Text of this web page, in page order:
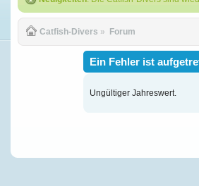
Catfish-Divers » Forum
Ein Fehler ist
Ungültiger Jahreswert.